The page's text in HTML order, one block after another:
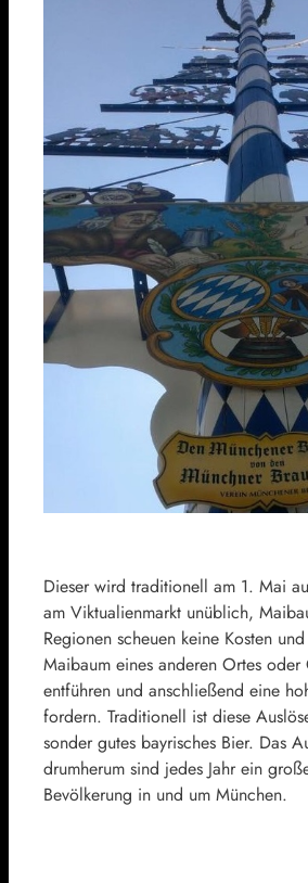
Dieser wird traditionell am 1. Mai
am Viktualienmarkt unüblich,
Regionen scheuen keine Kosten
Maibaum eines anderen Ortes oder
entführen und anschließend eine
fordern. Traditionell ist diese
sonder gutes bayrisches Bier. Das
drumherum sind jedes Jahr ein
Bevölkerung in und um München.